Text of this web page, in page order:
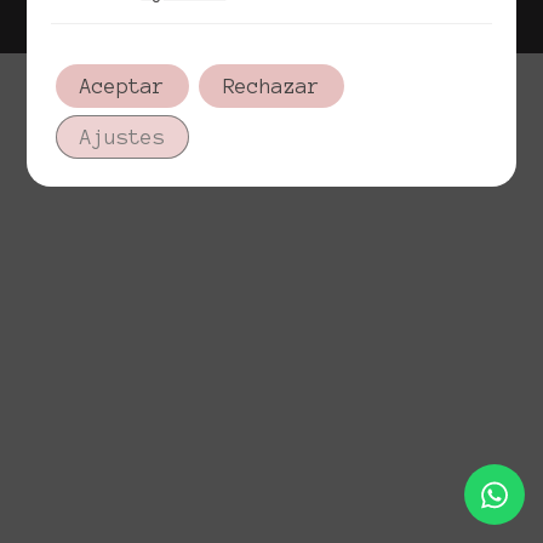
Aceptar Rechazar
Ajustes